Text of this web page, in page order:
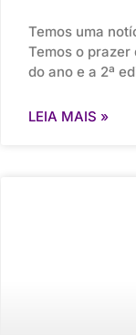
Temos uma
Temos o
do ano e a 2ª
LEIA MAIS »